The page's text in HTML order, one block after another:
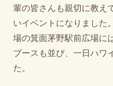
輩の皆さんも親切に教え
いイベントになりました
場の箕面茅野駅前広場に
ブースも並び、一日ハワ
た。